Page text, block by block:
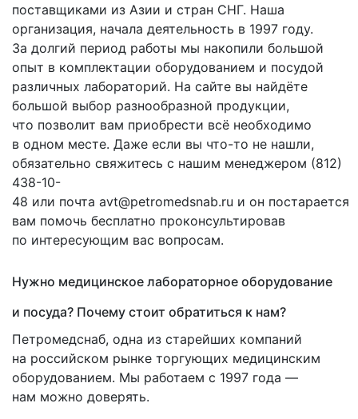
поставщиками из Азии и стран СНГ. Наша
организация, начала деятельность в 1997 году.
За долгий период работы мы накопили большой
опыт в комплектации оборудованием и посудой
различных лабораторий. На сайте вы найдёте
большой выбор разнообразной продукции,
что позволит вам приобрести всё необходимо
в одном месте. Даже если вы что-то не нашли,
обязательно свяжитесь с нашим менеджером (812)
438-10-
48 или почта avt@petromedsnab.ru и он постарается
вам помочь бесплатно проконсультировав
по интересующим вас вопросам.
Нужно медицинское лабораторное оборудование
и посуда? Почему стоит обратиться к нам?
Петромедснаб, одна из старейших компаний
на российском рынке торгующих медицинским
оборудованием. Мы работаем с 1997 года —
нам можно доверять.